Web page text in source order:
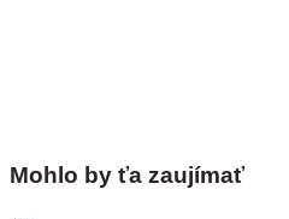
Mohlo by ťa zaujímať